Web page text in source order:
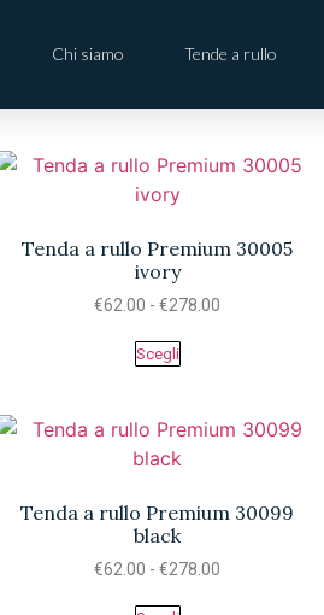
Chi siamo Tende a rullo
Tenda a rullo Premium 30005
ivory
€62.00 - €278.00
Scegli
Tenda a rullo Premium 30099
black
€62.00 - €278.00